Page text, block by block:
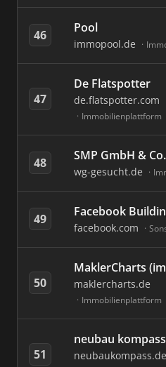
46 Pool
immopool.de
47
De Flatspotter
de.flatspotter.com
Immobilienplattform
48 SMP GmbH &
wg-gesucht.de
49 Facebook
facebook.com
50
MaklerCharts
maklercharts.de
Immobilienplattform
51
neubau
neubaukompass.de